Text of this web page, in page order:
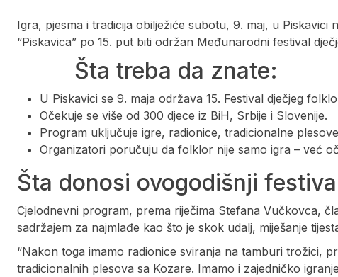
Igra, pjesma i tradicija obilježiće subotu, 9. maj, u Piskavici
“Piskavica” po 15. put biti održan Međunarodni festival
Šta treba da znate:
U Piskavici se 9. maja održava 15. Festival dječjeg
Očekuje se više od 300 djece iz BiH, Srbije i Slovenije.
Program uključuje igre, radionice, tradicionalne
Organizatori poručuju da folklor nije samo igra – već
Šta donosi ovogodišnji
Cjelodnevni program, prema riječima Stefana Vučkovca,
sadržajem za najmlađe kao što je skok udalj, miješanje
“Nakon toga imamo radionice sviranja na tamburi trožici,
tradicionalnih plesova sa Kozare. Imamo i zajedničko